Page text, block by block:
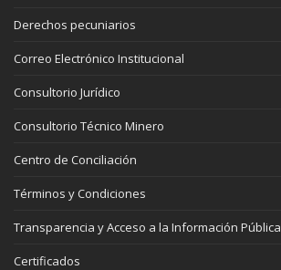
Derechos pecuniarios
Correo Electrónico Institucional
Consultorio Jurídico
Consultorio Técnico Minero
Centro de Conciliación
Términos y Condiciones
Transparencia y Acceso a la Información Pública
Certificados